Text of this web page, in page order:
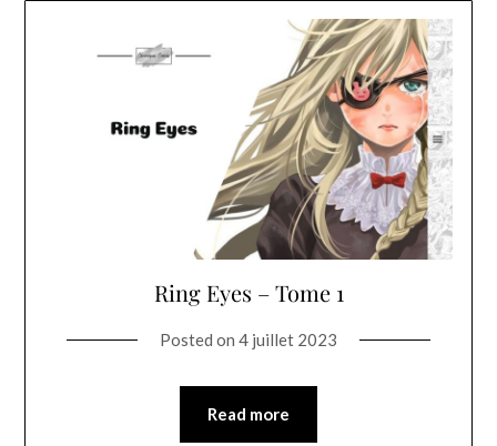
Ring Eyes – Tome 1
Posted on 4 juillet 2023
Read more